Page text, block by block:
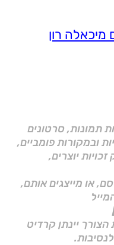
רון
תמונות, סרטונים
ובמקורות פומביים,
סעיף 27א לחוק זכויות יוצרים,
או מייצגים אותם,
יינתן קרדיט